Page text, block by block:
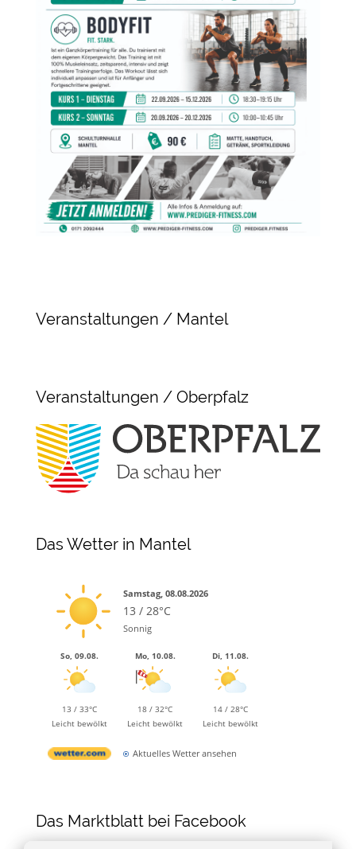
Veranstaltungen / Mantel
Veranstaltungen / Oberpfalz
Das Wetter in Mantel
Samstag, 08.08.2026
13 / 28°C
Sonnig
So, 09.08.
13 / 33°C
Leicht bewölkt
Mo, 10.08.
18 / 32°C
Leicht bewölkt
Di, 11.08.
14 / 28°C
Leicht bewölkt
Aktuelles Wetter ansehen
Das Marktblatt bei Facebook